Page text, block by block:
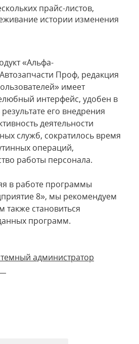
прайс-листов,
истории изменения
«Альфа-
Проф, редакция
имеет
интерфейс, удобен в
его внедрения
деятельности
служб, сократилось время
операций,
работы персонала.
в работе программы
8», мы рекомендуем
становиться
программ.
администратор